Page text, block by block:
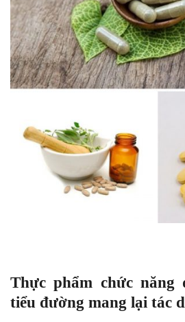
Thực phẩm chức năng
tiểu đường mang lại tác